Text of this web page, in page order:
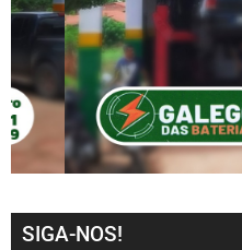
SIGA-NOS!